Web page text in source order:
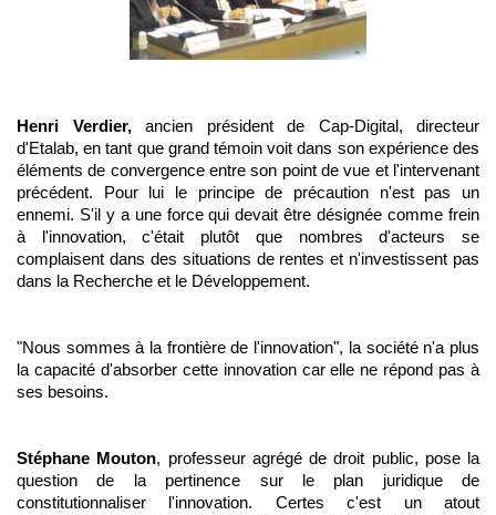
Henri Verdier,ancien président de Cap-Digital, directeur
d'Etalab, en tant que grand témoin voit dans son expérience des
éléments de convergence entre son point de vue et l'intervenant
précédent. Pour lui le principe de précaution n'est pas un
ennemi. S'il y a une force qui devait être désignée comme frein
à l'innovation, c'était plutôt que nombres d'acteurs se
complaisent dans des situations de rentes et n'investissent pas
dans la Recherche et le Développement.
"Nous sommes à la frontière de l'innovation", la société n'a plus
la capacité d'absorber cette innovation car elle ne répond pas à
ses besoins.
Stéphane Mouton, professeur agrégé de droit public, pose la
question de la pertinence sur le plan juridique de
constitutionnaliser l'innovation. Certes c'est un atout